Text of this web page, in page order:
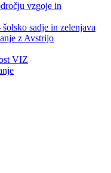
vzgoje in
sadje in zelenjava
z Avstrijo
VIZ